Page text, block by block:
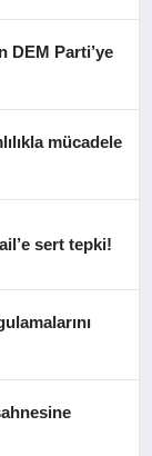
DEM Parti’ye
mücadele
sert tepki!